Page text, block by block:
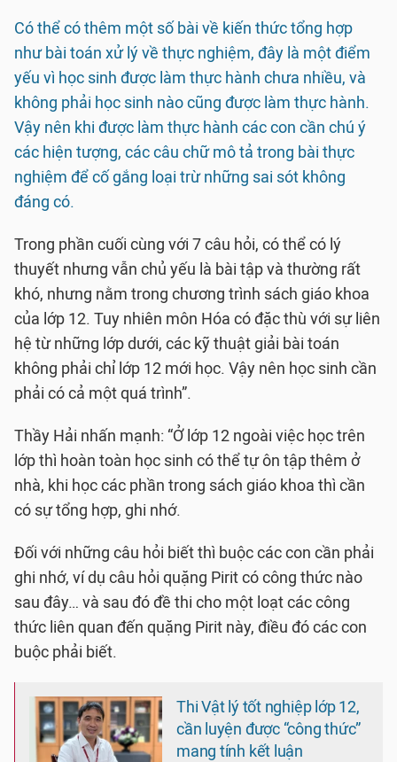
Có thể có thêm một số bài về kiến thức tổng hợp
như bài toán xử lý về thực nghiệm, đây là một điểm
yếu vì học sinh được làm thực hành chưa nhiều, và
không phải học sinh nào cũng được làm thực hành.
Vậy nên khi được làm thực hành các con cần chú ý
các hiện tượng, các câu chữ mô tả trong bài thực
nghiệm để cố gắng loại trừ những sai sót không
đáng có.
Trong phần cuối cùng với 7 câu hỏi, có thể có lý
thuyết nhưng vẫn chủ yếu là bài tập và thường rất
khó, nhưng nằm trong chương trình sách giáo khoa
của lớp 12. Tuy nhiên môn Hóa có đặc thù với sự liên
hệ từ những lớp dưới, các kỹ thuật giải bài toán
không phải chỉ lớp 12 mới học. Vậy nên học sinh cần
phải có cả một quá trình”.
Thầy Hải nhấn mạnh: “Ở lớp 12 ngoài việc học trên
lớp thì hoàn toàn học sinh có thể tự ôn tập thêm ở
nhà, khi học các phần trong sách giáo khoa thì cần
có sự tổng hợp, ghi nhớ.
Đối với những câu hỏi biết thì buộc các con cần phải
ghi nhớ, ví dụ câu hỏi quặng Pirit có công thức nào
sau đây… và sau đó đề thi cho một loạt các công
thức liên quan đến quặng Pirit này, điều đó các con
buộc phải biết.
Thi Vật lý tốt nghiệp lớp 12,
cần luyện được “công thức”
mang tính kết luận